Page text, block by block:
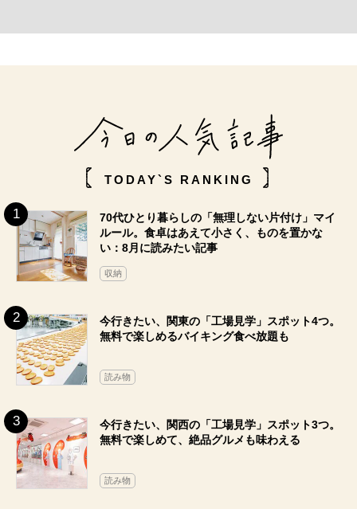
TODAY`S RANKING
70代ひとり暮らしの「無理しない片付け」マイ
ルール。食卓はあえて小さく、ものを置かな
い：8月に読みたい記事
収納
今行きたい、関東の「工場見学」スポット4つ。
無料で楽しめるバイキング食べ放題も
読み物
今行きたい、関西の「工場見学」スポット3つ。
無料で楽しめて、絶品グルメも味わえる
読み物